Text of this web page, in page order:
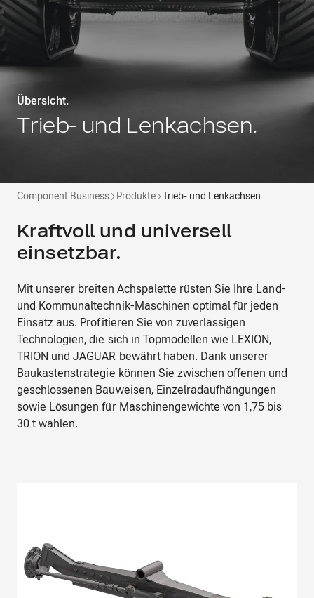
Übersicht.​
Trieb- und Lenkachsen​.
Component Business Produkte Trieb- und Lenkachsen
Kraftvoll und universell
einsetzbar.
Mit unserer breiten Achspalette rüsten Sie Ihre Land-
und Kommunaltechnik-Maschinen optimal für jeden
Einsatz aus. Profitieren Sie von zuverlässigen
Technologien, die sich in Topmodellen wie LEXION,
TRION und JAGUAR bewährt haben. Dank unserer
Baukastenstrategie können Sie zwischen offenen und
geschlossenen Bauweisen, Einzelradaufhängungen
sowie Lösungen für Maschinengewichte von 1,75 bis
30 t wählen.